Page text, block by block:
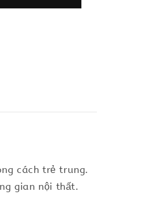
cách trẻ trung.
gian nội thất.